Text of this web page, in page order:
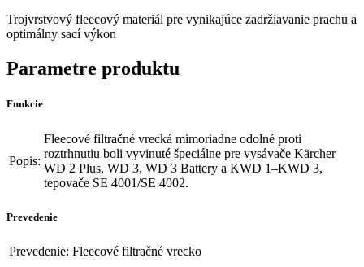
Trojvrstvový fleecový materiál pre vynikajúce zadržiavanie prachu a
optimálny sací výkon
Parametre produktu
Funkcie
Popis:
Fleecové filtračné vrecká mimoriadne odolné proti
roztrhnutiu boli vyvinuté špeciálne pre vysávače Kärcher
WD 2 Plus, WD 3, WD 3 Battery a KWD 1–KWD 3,
tepovače SE 4001/SE 4002.
Prevedenie
Prevedenie: Fleecové filtračné vrecko